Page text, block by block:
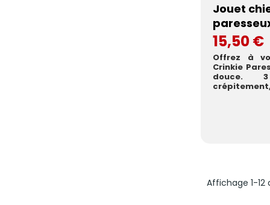
Jouet
15,50 €
Offrez à
Crinkie
douce.
Affichage 1-